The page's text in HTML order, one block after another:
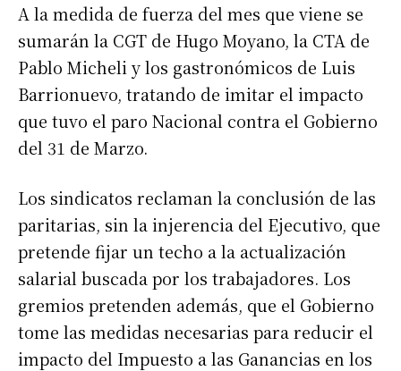
A la medida de fuerza del mes que viene se
sumarán la CGT de Hugo Moyano, la CTA de
Pablo Micheli y los gastronómicos de Luis
Barrionuevo, tratando de imitar el impacto
que tuvo el paro Nacional contra el Gobierno
del 31 de Marzo.
Los sindicatos reclaman la conclusión de las
paritarias, sin la injerencia del Ejecutivo, que
pretende fijar un techo a la actualización
salarial buscada por los trabajadores. Los
gremios pretenden además, que el Gobierno
tome las medidas necesarias para reducir el
impacto del Impuesto a las Ganancias en los